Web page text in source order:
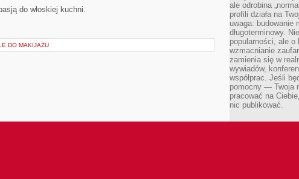
do włoskiej kuchni.
DO MAKIJAŻU
ale odrobina
profili działa na
uwaga: budowanie
długoterminowy.
popularności, ale o
wzmacnianie
zamienia się w
wywiadów,
współprac. Jeśli
pomocny — Twoja
pracować na
nic publikować.